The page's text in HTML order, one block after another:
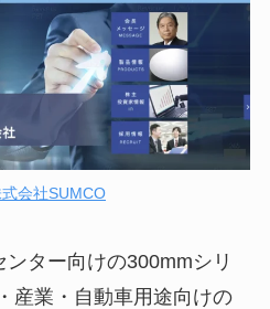
会社SUMCO
ター向けの300mmシリ
産業・自動車用途向けの